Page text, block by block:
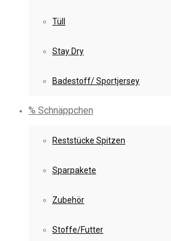
Tüll
Stay Dry
Badestoff/ Sportjersey
% Schnäppchen
Reststücke Spitzen
Sparpakete
Zubehör
Stoffe/Futter